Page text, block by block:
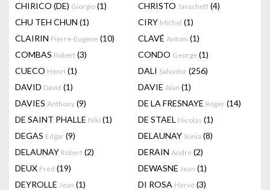
CHIRICO (DE) Giorgio (1) CHRISTO Javacheff (4)
CHU TEH CHUN (1) CIRY Michel (1)
CLAIRIN Pierre-Eugène (10) CLAVÉ Antoni (1)
COMBAS Robert (3) CONDO George (1)
CUECO Henri (1) DALI Salvador (256)
DAVID David (1) DAVIE Alan (1)
DAVIES Anthony (9) DE LA FRESNAYE Roger (14)
DE SAINT PHALLE Niki (1) DE STAEL Nicolas (1)
DEGAS Edgar (9) DELAUNAY Sonia (8)
DELAUNAY Robert (2) DERAIN André (2)
DEUX Fred (19) DEWASNE Jean (1)
DEYROLLE Jean (1) DI ROSA Hervé (3)